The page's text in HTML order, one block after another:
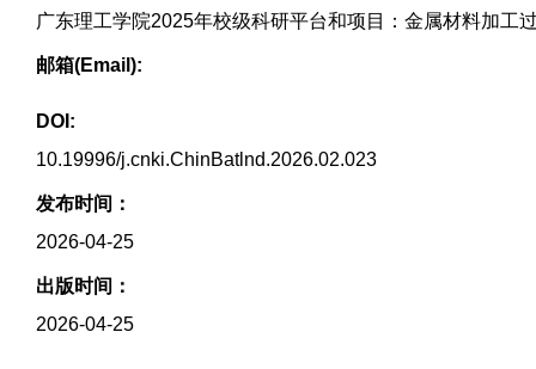
广东理工学院2025年校级科研平台和项目：金属材料加工
邮箱(Email):
DOI:
10.19996/j.cnki.ChinBatlnd.2026.02.023
发布时间：
2026-04-25
出版时间：
2026-04-25